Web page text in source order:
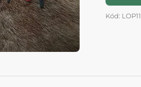
Kód: LOP11